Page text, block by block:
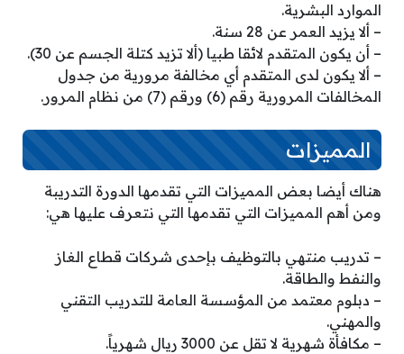
الموارد البشرية.
– ألا يزيد العمر عن 28 سنة.
– أن يكون المتقدم لائقا طبيا (ألا تزيد كتلة الجسم عن 30).
– ألا يكون لدى المتقدم أي مخالفة مرورية من جدول
المخالفات المرورية رقم (6) ورقم (7) من نظام المرور.
المميزات
هناك أيضا بعض المميزات التي تقدمها الدورة التدريبة
ومن أهم المميزات التي تقدمها التي نتعرف عليها هي:
– تدريب منتهي بالتوظيف بإحدى شركات قطاع الغاز
والنفط والطاقة.
– دبلوم معتمد من المؤسسة العامة للتدريب التقني
والمهني.
– مكافأة شهرية لا تقل عن 3000 ريال شهرياً.